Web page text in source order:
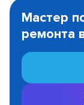
1
Мастер
ремонта